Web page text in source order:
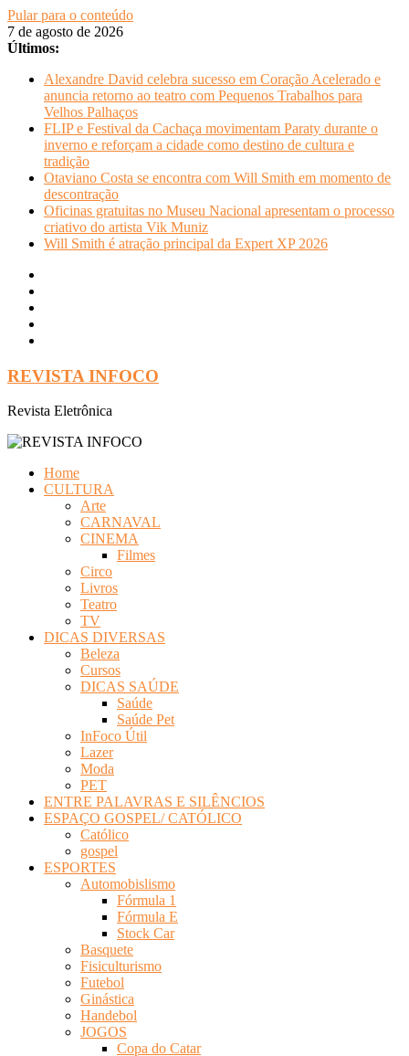
Pular para o conteúdo
7 de agosto de 2026
Últimos:
Alexandre David celebra sucesso em Coração Acelerado e
anuncia retorno ao teatro com Pequenos Trabalhos para
Velhos Palhaços
FLIP e Festival da Cachaça movimentam Paraty durante o
inverno e reforçam a cidade como destino de cultura e
tradição
Otaviano Costa se encontra com Will Smith em momento de
descontração
Oficinas gratuitas no Museu Nacional apresentam o processo
criativo do artista Vik Muniz
Will Smith é atração principal da Expert XP 2026
REVISTA INFOCO
Revista Eletrônica
Home
CULTURA
Arte
CARNAVAL
CINEMA
Filmes
Circo
Livros
Teatro
TV
DICAS DIVERSAS
Beleza
Cursos
DICAS SAÚDE
Saúde
Saúde Pet
InFoco Útil
Lazer
Moda
PET
ENTRE PALAVRAS E SILÊNCIOS
ESPAÇO GOSPEL/ CATÓLICO
Católico
gospel
ESPORTES
Automobislismo
Fórmula 1
Fórmula E
Stock Car
Basquete
Fisiculturismo
Futebol
Ginástica
Handebol
JOGOS
Copa do Catar